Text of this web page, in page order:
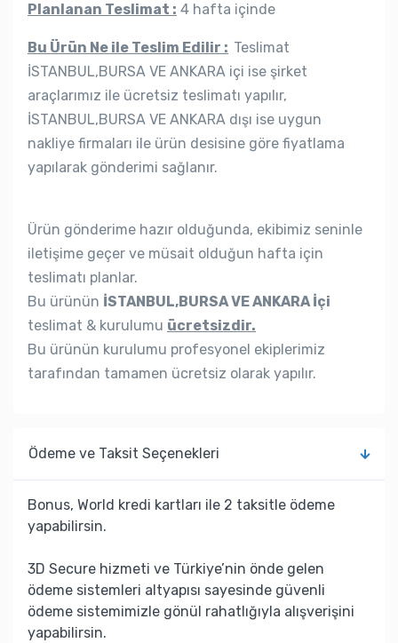
Planlanan Teslimat : 4 hafta içinde
Bu Ürün Ne ile Teslim Edilir : Teslimat
İSTANBUL,BURSA VE ANKARA içi ise şirket
araçlarımız ile ücretsiz teslimatı yapılır,
İSTANBUL,BURSA VE ANKARA dışı ise uygun
nakliye firmaları ile ürün desisine göre fiyatlama
yapılarak gönderimi sağlanır.
Ürün gönderime hazır olduğunda, ekibimiz seninle
iletişime geçer ve müsait olduğun hafta için
teslimatı planlar.
Bu ürünün İSTANBUL,BURSA VE ANKARA İçi
teslimat & kurulumu ücretsizdir.
Bu ürünün kurulumu profesyonel ekiplerimiz
tarafından tamamen ücretsiz olarak yapılır.
Ödeme ve Taksit Seçenekleri
Bonus, World kredi kartları ile 2 taksitle ödeme
yapabilirsin.
3D Secure hizmeti ve Türkiye’nin önde gelen
ödeme sistemleri altyapısı sayesinde güvenli
ödeme sistemimizle gönül rahatlığıyla alışverişini
yapabilirsin.